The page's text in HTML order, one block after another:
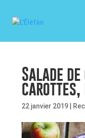
Salade
carottes,
22 janvier 2019|